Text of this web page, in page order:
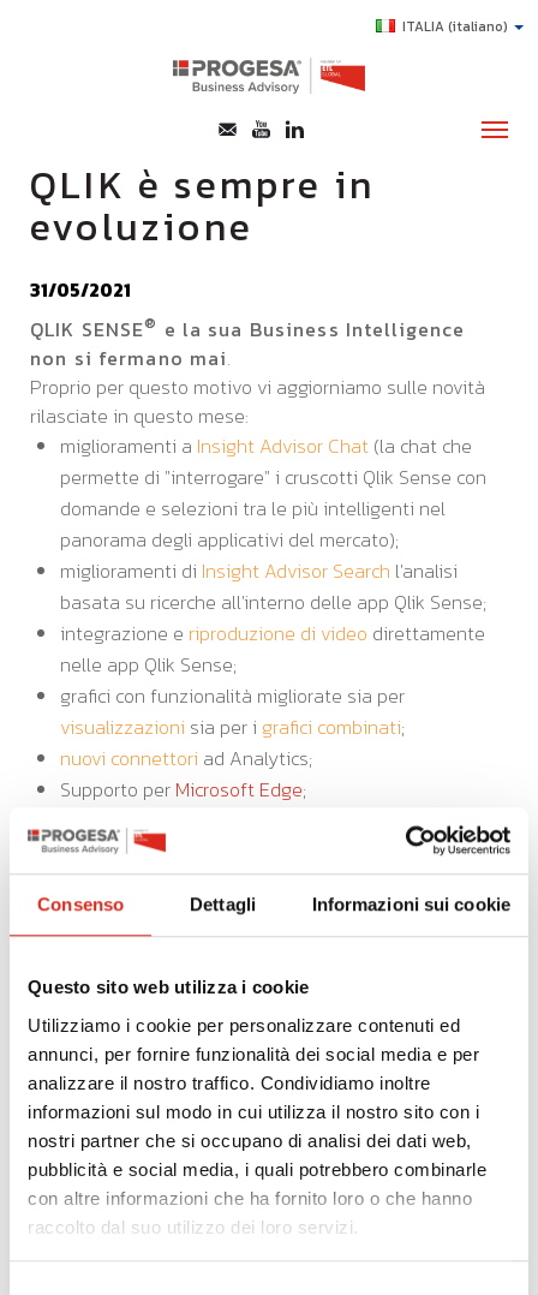
Consenso Dettagli Informazioni sui cookie
Questo sito web utilizza i cookie
Utilizziamo i cookie per personalizzare contenuti ed
annunci, per fornire funzionalità dei social media e per
analizzare il nostro traffico. Condividiamo inoltre
informazioni sul modo in cui utilizza il nostro sito con i
nostri partner che si occupano di analisi dei dati web,
pubblicità e social media, i quali potrebbero combinarle
con altre informazioni che ha fornito loro o che hanno
raccolto dal suo utilizzo dei loro servizi.
ITALIA(italiano)
CHI SIAMO
TOPICS
HIGHLIGHTS
E-LEARNING
AGEVOLAZIONI
SUCCESS STORY
QLIK è sempre in
evoluzione
31/05/2021
QLIK SENSE® e la sua Business Intelligence
non si fermano mai.
Proprio per questo motivo vi aggiorniamo sulle novità
rilasciate in questo mese:
miglioramenti a Insight Advisor Chat (la chat che
permette di "interrogare" i cruscotti Qlik Sense con
domande e selezioni tra le più intelligenti nel
panorama degli applicativi del mercato);
miglioramenti di Insight Advisor Search l'analisi
basata su ricerche all'interno delle app Qlik Sense;
integrazione e riproduzione di video direttamente
nelle app Qlik Sense;
grafici con funzionalità migliorate sia per
visualizzazioni sia per i grafici combinati;
nuovi connettori ad Analytics;
Supporto per Microsoft Edge;
self-service
app on-demand
Vuoi entrare a far parte del mondo QLIK?
precedente: business plan e budget: similitudini
successivo:contributi simest al 15% per imprese esportatrici
highlights